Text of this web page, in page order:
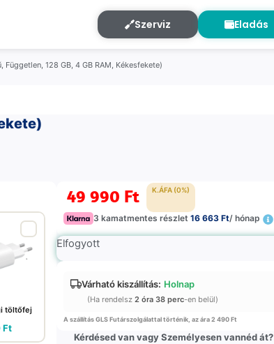
Szerviz Eladás
Független, 128 GB, 4 GB RAM, Kékesfekete)
töltőfej
Ft
49 990 Ft K.ÁFA (0%)
3 kamatmentes részlet16 663 Ft/ hónap
Elfogyott
Várható kiszállítás: Holnap
(Ha rendelsz2 óra 38 perc-en belül)
A szállítás GLS Futárszolgálattal történik, az ára 2 490 Ft
Kérdésed van vagy Személyesen vannéd át?